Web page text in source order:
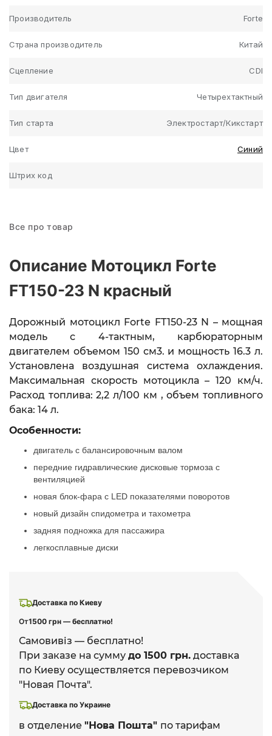
Производитель Forte
Страна производитель Китай
Сцепление CDI
Тип двигателя Четырехтактный
Тип старта Электростарт/Кикстарт
Цвет Синий
Штрих код
Доставка по Киеву
От1500 грн — бесплатно!
Самовивіз — бесплатно!
При заказе на сумму до 1500 грн. доставка
по Киеву осуществляется перевозчиком
"Новая Почта".
Доставка по Украине
в отделение "Нова Пошта" по тарифам
Все про товар
Описание Мотоцикл Forte
FT150-23 N красный
Дорожный мотоцикл Forte FT150-23 N – мощная
модель с 4-тактным, карбюраторным
двигателем объемом 150 см3. и мощность 16.3 л.
Установлена воздушная система охлаждения.
Максимальная скорость мотоцикла – 120 км/ч.
Расход топлива: 2,2 л/100 км ,объем топливного
бака: 14 л.
Особенности:
двигатель с балансировочным валом
передние гидравлические дисковые тормоза с
вентиляцией
новая блок-фара с LED показателями поворотов
новый дизайн спидометра и тахометра
задняя подножка для пассажира
легкосплавные диски